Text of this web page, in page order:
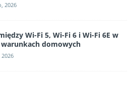
2026
Wi-Fi 5, Wi-Fi 6 i Wi-Fi 6E w
domowych